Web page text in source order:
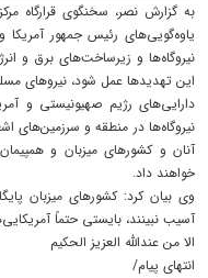
به گزارش نصر، سخنگوی قرارگاه
یاوه‌گویی‌های رئیس جمهور
نیروگاه‌ها و زیرساخت‌های برق و
این تهدیدها عمل شود، نیروهای
دارایی‌های رژیم صهیونیستی و
نیروگاه‌ها در منطقه و سرزمین‌های
آنان و کشورهای میزبان و
خواهند داد.
وی بیان کرد: کشورهای میزبان
آسیب نبینند، بایستی حتماً
الا من عندالله العزیز الحکیم
انتهای پیام/